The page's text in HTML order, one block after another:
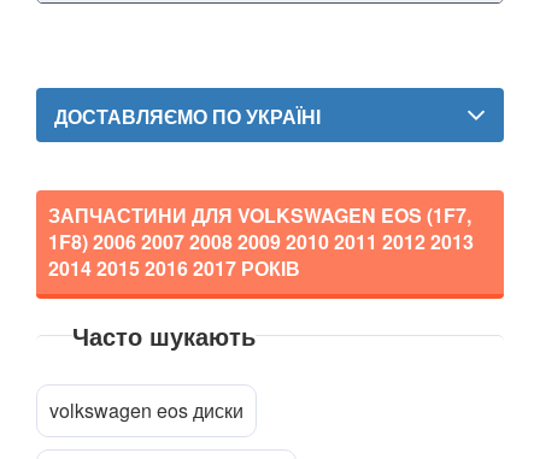
T-Cross
В наявності!
Прикріпити файл
ДОСТАВЛЯЄМО ПО УКРАЇНІ
ЗАПЧАСТИНИ ДЛЯ VOLKSWAGEN EOS (1F7,
1F8)2006 2007 2008 2009 2010 2011 2012 2013
2014 2015 2016 2017 РОКІВ
Часто шукають
volkswagen eos диски